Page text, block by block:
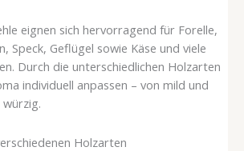
eignen sich hervorragend für Forelle,
Speck, Geflügel sowie Käse und viele
Durch die unterschiedlichen Holzarten
individuell anpassen – von mild und
Holzarten